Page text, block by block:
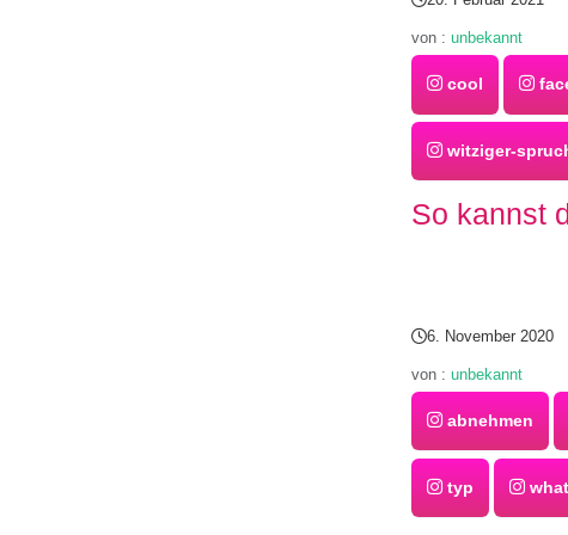
von : unbekannt
cool
witziger-
So kannst
6. November 2020
von : unbekannt
abnehmen
typ